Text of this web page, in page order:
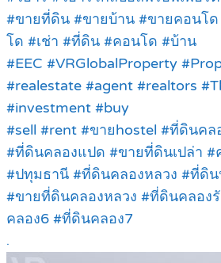
#ขายที่ดิน #ขายบ้าน #ขายคอนโด
โด #เช่า #ที่ดิน #คอนโด #บ้าน
#EEC #VRGlobalProperty
#realestate #agent #realtors
#investment #buy
#sell #rent #ขายhostel #ที่ดินคล
#ที่ดินคลองแปด #ขายที่ดินเปล่า #
#ปทุมธานี #ที่ดินคลองหลวง #ที่ดิ
#ขายที่ดินคลองหลวง #ที่ดินคลอง
คลอง6 #ที่ดินคลอง7
.